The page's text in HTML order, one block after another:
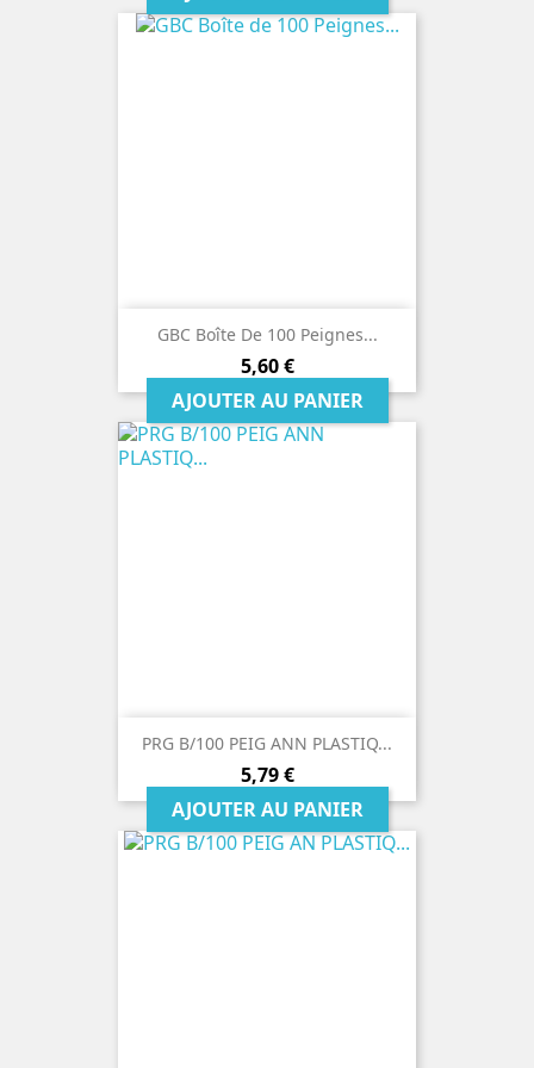
GBC Boîte De 100 Peignes...
Prix
5,60 €
AJOUTER AU PANIER
PRG B/100 PEIG ANN PLASTIQ...
Prix
5,79 €
AJOUTER AU PANIER